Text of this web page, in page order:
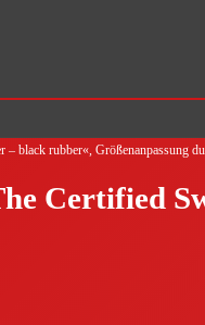
black rubber«, Größenanpassung
Certified